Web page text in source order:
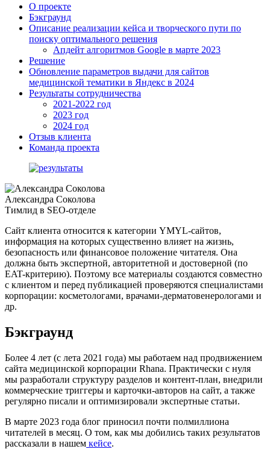
О проекте
Бэкграунд
Описание реализации кейса и творческого пути по
поиску оптимального решения
Апдейт алгоритмов Google в марте 2023
Решение
Обновление параметров выдачи для сайтов
медицинской тематики в Яндекс в 2024
Результаты сотрудничества
2021-2022 год
2023 год
2024 год
Отзыв клиента
Команда проекта
Александра Соколова
Тимлид в SEO-отделе
Сайт клиента относится к категории YMYL-сайтов,
информация на которых существенно влияет на жизнь,
безопасность или финансовое положение читателя. Она
должна быть экспертной, авторитетной и достоверной (по
EAT-критерию). Поэтому все материалы создаются совместно
с клиентом и перед публикацией проверяются специалистами
корпорации: косметологами, врачами-дерматовенерологами и
др.
Бэкграунд
Более 4 лет (с лета 2021 года) мы работаем над продвижением
сайта медицинской корпорации Rhana. Практически с нуля
мы разработали структуру разделов и контент-план, внедрили
коммерческие триггеры и карточки-авторов на сайт, а также
регулярно писали и оптимизировали экспертные статьи.
В марте 2023 года блог приносил почти полмиллиона
читателей в месяц. О том, как мы добились таких результатов
рассказали в нашем кейсе.